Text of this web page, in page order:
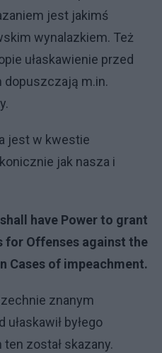
jest jakimś
wynalazkiem. Też
ułaskawienie przed
m.in.
jest w kwestie
jak nasza i
have Power to grant
for Offenses against the
Cases of impeachment.
znanym
byłego
został skazany.